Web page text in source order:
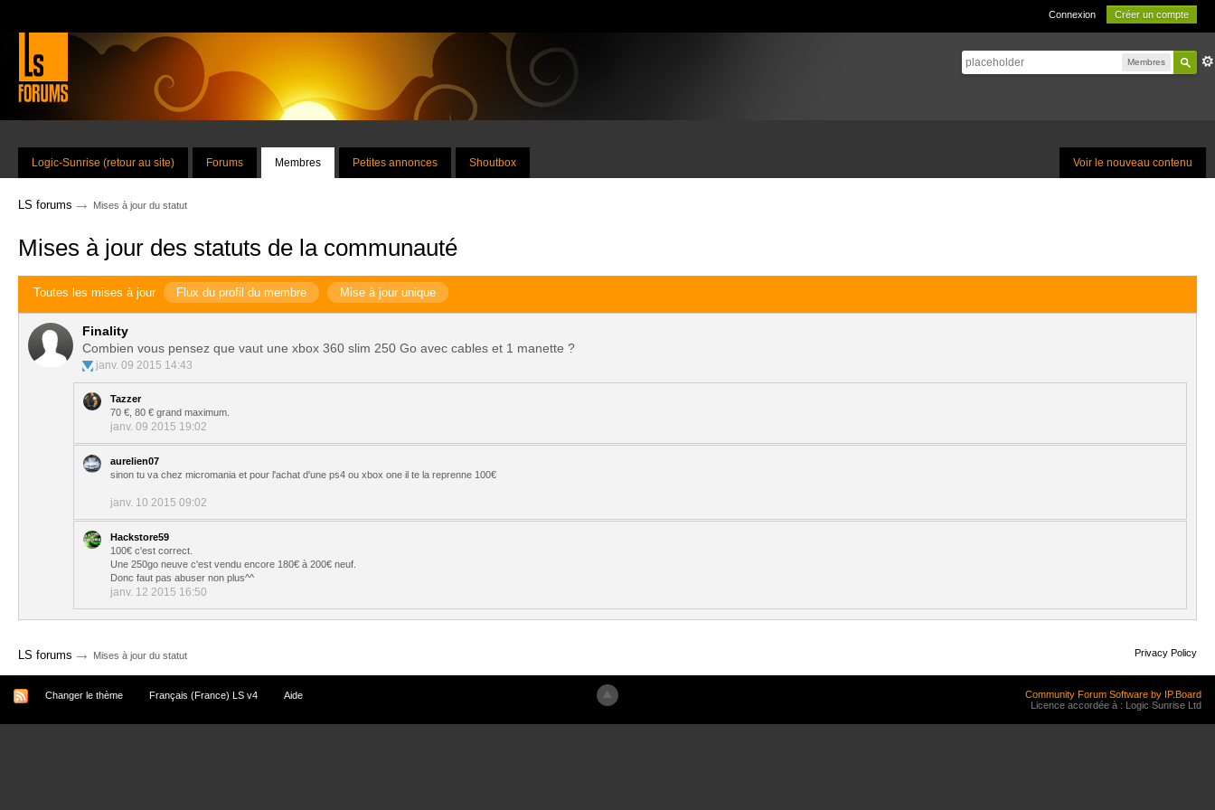
Connexion Créer un compte
Membres
Voir le nouveau contenu
Logic-Sunrise (retour au site) Forums Membres Petites annonces Shoutbox
LS forums → Mises à jour du statut
Mises à jour des statuts de la communauté
Toutes les mises à jour Flux du profil du membre Mise à jour unique
Finality
Combien vous pensez que vaut une xbox 360 slim 250 Go avec cables et 1 manette ?
janv. 09 2015 14:43
Tazzer
70 €, 80 € grand maximum.
janv. 09 2015 19:02
aurelien07
sinon tu va chez micromania et pour l'achat d'une ps4 ou xbox one il te la reprenne 100€
janv. 10 2015 09:02
Hackstore59
100€ c'est correct.
Une 250go neuve c'est vendu encore 180€ à 200€ neuf.
Donc faut pas abuser non plus^^
janv. 12 2015 16:50
LS forums → Mises à jour du statut Privacy Policy
Changer le thème Français (France) LS v4 Aide
Community Forum Software by IP.Board
Licence accordée à : Logic Sunrise Ltd